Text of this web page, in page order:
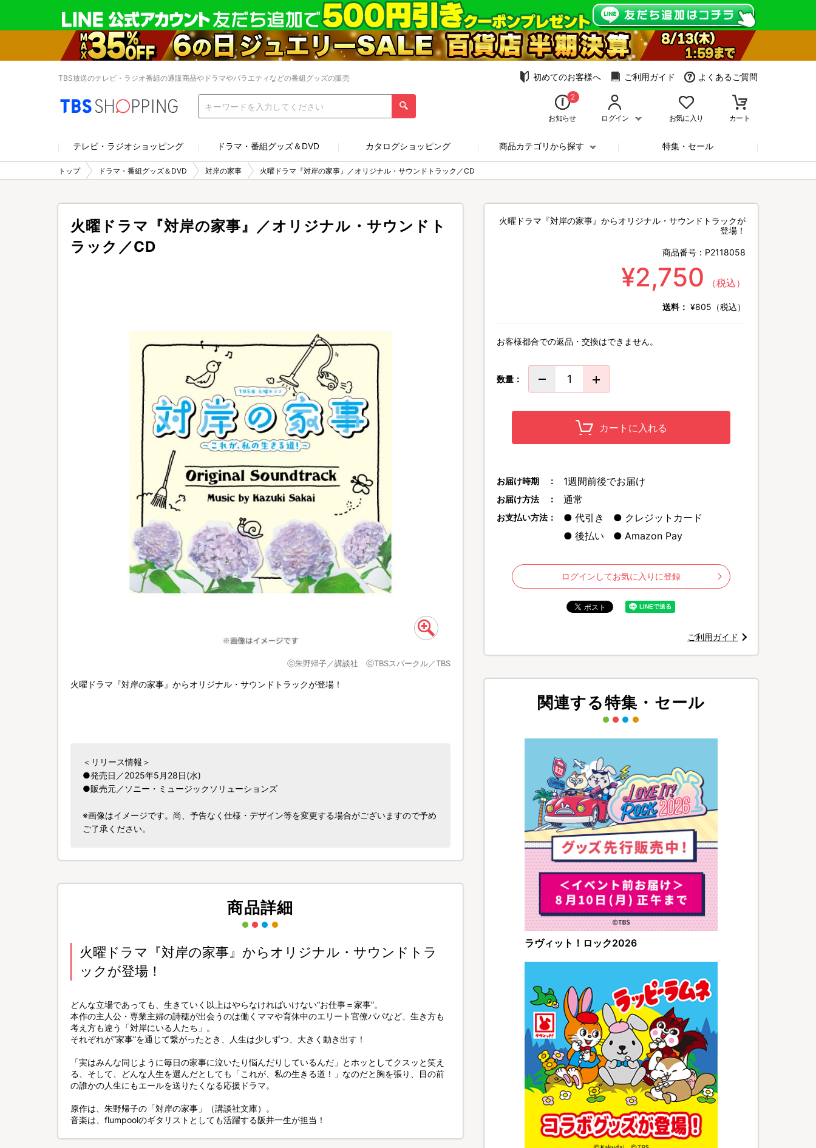
TBS放送のテレビ・ラジオ番組の通販商品やドラマやバラエティなどの番組グッズの販売 初めてのお客様へ ご利用ガイド よくあるご質問
2
お知らせ ログイン お気に入り カート
テレビ・ラジオショッピング ドラマ・番組グッズ＆DVD カタログショッピング 商品カテゴリから探す 特集・セール
トップ ドラマ・番組グッズ＆DVD 対岸の家事 火曜ドラマ『対岸の家事』／オリジナル・サウンドトラック／CD
火曜ドラマ『対岸の家事』／オリジナル・サウンドト
ラック／CD
ⓒ朱野帰子／講談社 ⓒTBSスパークル／TBS
火曜ドラマ『対岸の家事』からオリジナル・サウンドトラックが登場！
＜リリース情報＞
●発売日／2025年5月28日(水)
●販売元／ソニー・ミュージックソリューションズ
※画像はイメージです。尚、予告なく仕様・デザイン等を変更する場合がございますので予め
ご了承ください。
商品詳細
火曜ドラマ『対岸の家事』からオリジナル・サウンドトラ
ックが登場！
どんな立場であっても、生きていく以上はやらなければいけない“お仕事＝家事”。
本作の主人公・専業主婦の詩穂が出会うのは働くママや育休中のエリート官僚パパなど、生き方も
考え方も違う「対岸にいる人たち」。
それぞれが“家事”を通じて繋がったとき、人生は少しずつ、大きく動き出す！
「実はみんな同じように毎日の家事に泣いたり悩んだりしているんだ」とホッとしてクスッと笑え
る、そして、どんな人生を選んだとしても「これが、私の生きる道！」なのだと胸を張り、目の前
の誰かの人生にもエールを送りたくなる応援ドラマ。
原作は、朱野帰子の「対岸の家事」（講談社文庫）。
音楽は、flumpoolのギタリストとしても活躍する阪井一生が担当！
火曜ドラマ『対岸の家事』からオリジナル・サウンドトラックが
登場！
商品番号： P2118058
¥2,750 （税込）
送料： ¥805（税込）
お客様都合での返品・交換はできません。
数量：
カートに入れる
お届け時期 ： 1週間前後でお届け
お届け方法 ： 通常
お支払い方法： 代引き
クレジットカード
後払い
Amazon Pay
ログインしてお気に入りに登録
ご利用ガイド
関連する特集・セール
ラヴィット！ロック2026